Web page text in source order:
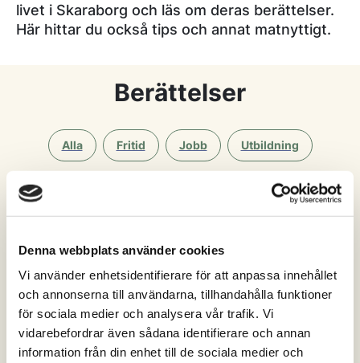
Denna webbplats använder cookies
Vi använder enhetsidentifierare för att anpassa innehållet
och annonserna till användarna, tillhandahålla funktioner
för sociala medier och analysera vår trafik. Vi
vidarebefordrar även sådana identifierare och annan
information från din enhet till de sociala medier och
livet i Skaraborg och läs om deras berättelser.
Här hittar du också tips och annat matnyttigt.
Berättelser
Alla Fritid Jobb Utbildning
Gullspång Götene Hjo Karlsborg
Lidköping Mariestad Skara Skövde